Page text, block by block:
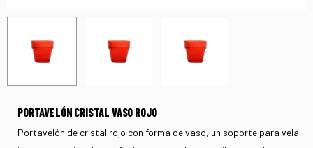
PORTAVELÓN CRISTAL VASO ROJO
Portavelón de cristal rojo con forma de vaso, un soporte para vela